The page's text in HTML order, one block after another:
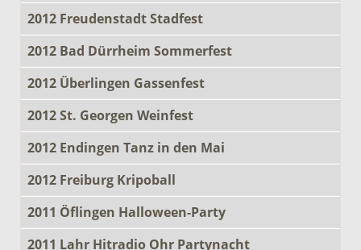
2012 Freudenstadt Stadfest
2012 Bad Dürrheim Sommerfest
2012 Überlingen Gassenfest
2012 St. Georgen Weinfest
2012 Endingen Tanz in den Mai
2012 Freiburg Kripoball
2011 Öflingen Halloween-Party
2011 Lahr Hitradio Ohr Partynacht